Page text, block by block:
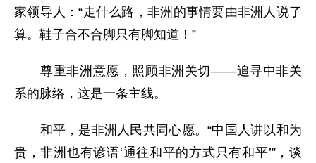
家领导人：“走什么路，非洲的事情要由非洲人说了
算。鞋子合不合脚只有脚知道！”
尊重非洲意愿，照顾非洲关切——追寻中非关
系的脉络，这是一条主线。
和平，是非洲人民共同心愿。“中国人讲以和为
贵，非洲也有谚语‘通往和平的方式只有和平’”，谈